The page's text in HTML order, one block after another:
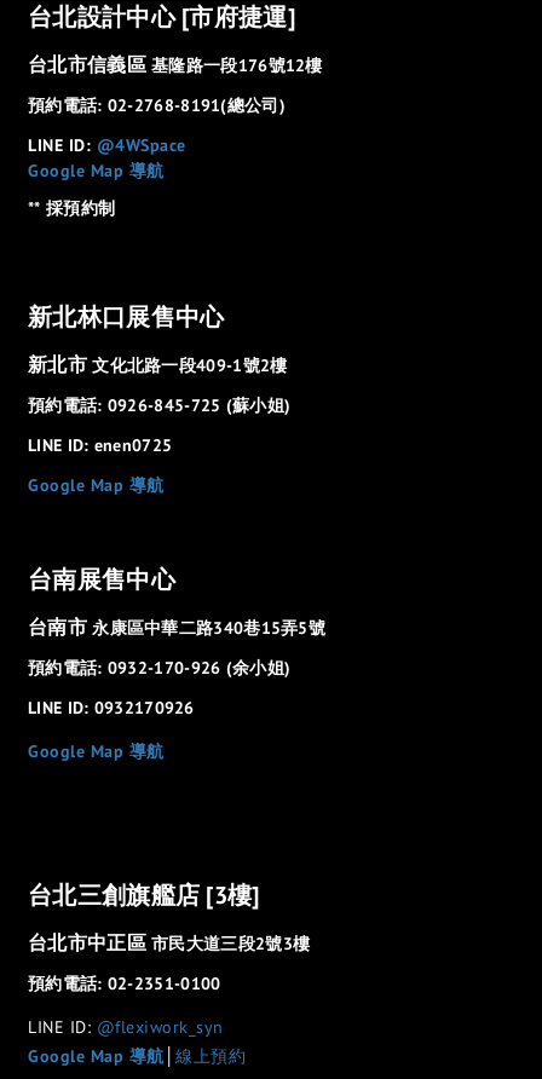
台北設計中心 [市府捷運]
台北市信義區基隆路一段176號12樓
預約電話: 02-2768-8191(總公司)
LINE ID: @4WSpace
Google Map 導航
** 採預約制
新北林口展售中心
新北市文化北路一段409-1號2樓
預約電話: 0926-845-725 (蘇小姐)
LINE ID: enen0725
Google Map 導航
台南展售中心
台南市永康區中華二路340巷15弄5號
預約電話: 0932-170-926 (余小姐)
LINE ID: 0932170926
Google Map 導航
台北三創旗艦店 [3樓]
台北市中正區市民大道三段2號3樓
預約電話: 02-2351-0100
LINE ID: @flexiwork_syn
Google Map 導航 線上預約